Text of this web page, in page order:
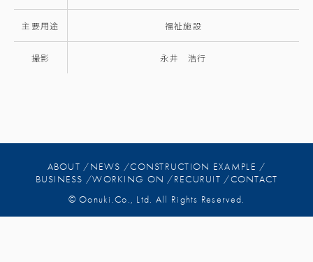
主要用途 福祉施設
撮影 永井 浩行
ABOUT /NEWS /CONSTRUCTION EXAMPLE /
BUSINESS /WORKING ON /RECURUIT /CONTACT
© Oonuki.Co., Ltd. All Rights Reserved.